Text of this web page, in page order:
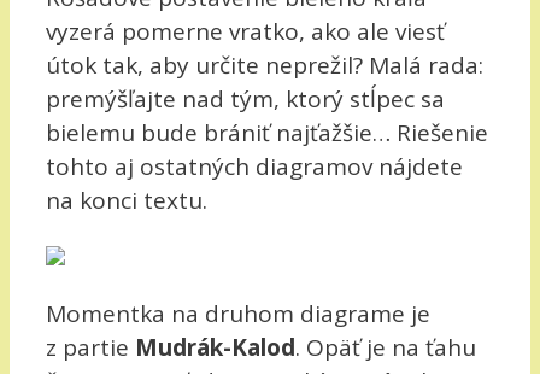
vyzerá pomerne vratko, ako ale viesť
útok tak, aby určite neprežil? Malá rada:
premýšľajte nad tým, ktorý stĺpec sa
bielemu bude brániť najťažšie… Riešenie
tohto aj ostatných diagramov nájdete
na konci textu.
Momentka na druhom diagrame je
z partie Mudrák-Kalod. Opäť je na ťahu